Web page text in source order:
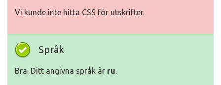
Vi kunde inte hitta CSS för utskrifter.
Språk
Bra. Ditt angivna språk är ru.